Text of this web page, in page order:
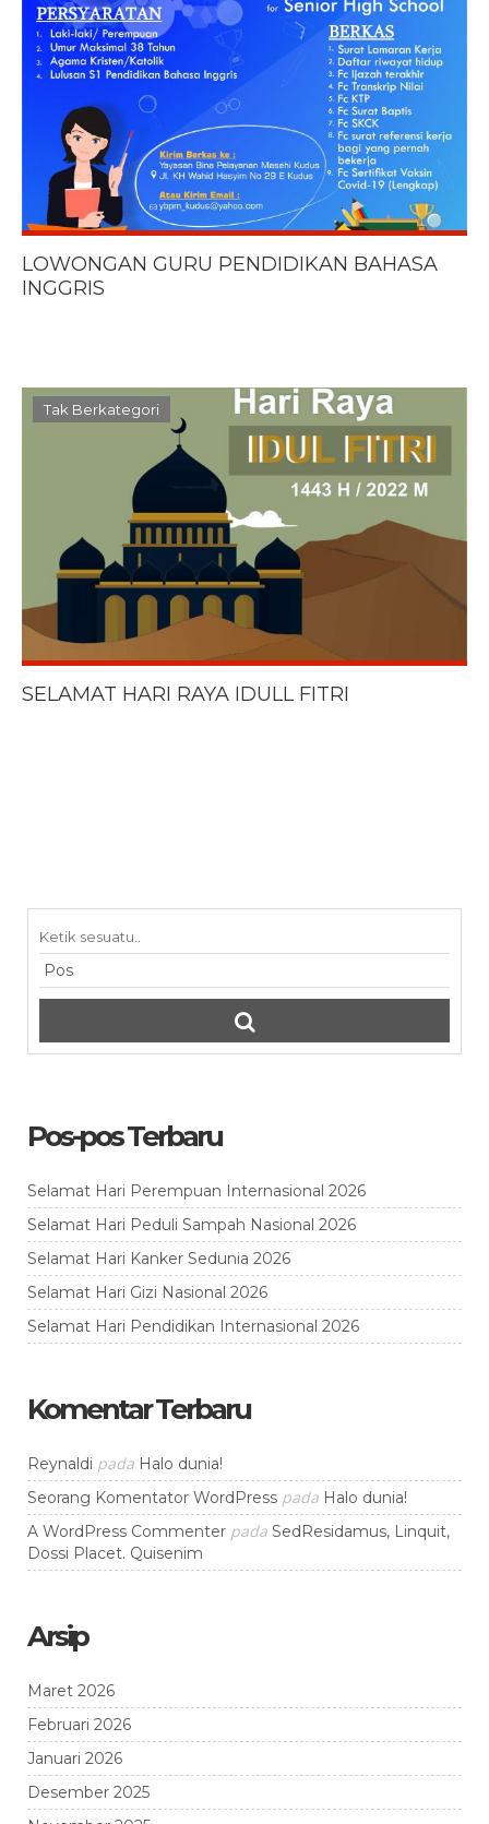
LOWONGAN GURU PENDIDIKAN BAHASA
INGGRIS
Tak Berkategori
SELAMAT HARI RAYA IDULL FITRI
Pos-pos Terbaru
Selamat Hari Perempuan Internasional 2026
Selamat Hari Peduli Sampah Nasional 2026
Selamat Hari Kanker Sedunia 2026
Selamat Hari Gizi Nasional 2026
Selamat Hari Pendidikan Internasional 2026
Komentar Terbaru
Reynaldi pada Halo dunia!
Seorang Komentator WordPress pada Halo dunia!
A WordPress Commenter pada SedResidamus, Linquit,
Dossi Placet. Quisenim
Arsip
Maret 2026
Februari 2026
Januari 2026
Desember 2025